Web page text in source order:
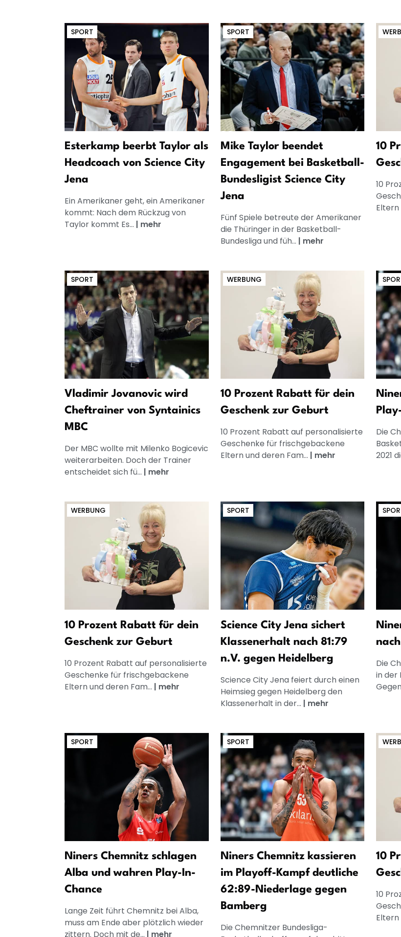
SPORT
Esterkamp beerbt Taylor als
Headcoach von Science City
Jena
Ein Amerikaner geht, ein Amerikaner
kommt: Nach dem Rückzug von
Taylor kommt Es... | mehr
SPORT
Mike Taylor beendet
Engagement bei Basketball-
Bundesligist Science City
Jena
Fünf Spiele betreute der Amerikaner
die Thüringer in der Basketball-
Bundesliga und füh... | mehr
10
10
Eltern
SPORT
Vladimir Jovanovic wird
Cheftrainer von Syntainics
MBC
Der MBC wollte mit Milenko Bogicevic
weiterarbeiten. Doch der Trainer
entscheidet sich fü... | mehr
WERBUNG
10 Prozent Rabatt für dein
Geschenk zur Geburt
10 Prozent Rabatt auf personalisierte
Geschenke für frischgebackene
Eltern und deren Fam... | mehr
Die
2021
WERBUNG
10 Prozent Rabatt für dein
Geschenk zur Geburt
10 Prozent Rabatt auf personalisierte
Geschenke für frischgebackene
Eltern und deren Fam... | mehr
SPORT
Science City Jena sichert
Klassenerhalt nach 81:79
n.V. gegen Heidelberg
Science City Jena feiert durch einen
Heimsieg gegen Heidelberg den
Klassenerhalt in der... | mehr
Die
in der
SPORT
Niners Chemnitz schlagen
Alba und wahren Play-In-
Chance
Lange Zeit führt Chemnitz bei Alba,
muss am Ende aber plötzlich wieder
zittern. Doch mit de... | mehr
SPORT
Niners Chemnitz kassieren
im Playoff-Kampf deutliche
62:89-Niederlage gegen
Bamberg
Die Chemnitzer Bundesliga-
10
10
Eltern